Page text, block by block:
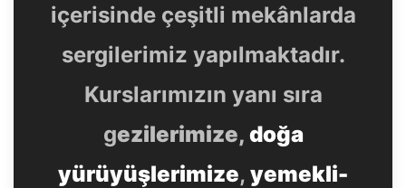
içerisinde çeşitli mekânlarda
sergilerimiz yapılmaktadır.
Kurslarımızın yanı sıra
gezilerimize, doğa
yürüyüşlerimize, yemekli-